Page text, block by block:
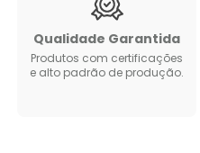
Qualidade Garantida
Produtos com certificações
e alto padrão de produção.